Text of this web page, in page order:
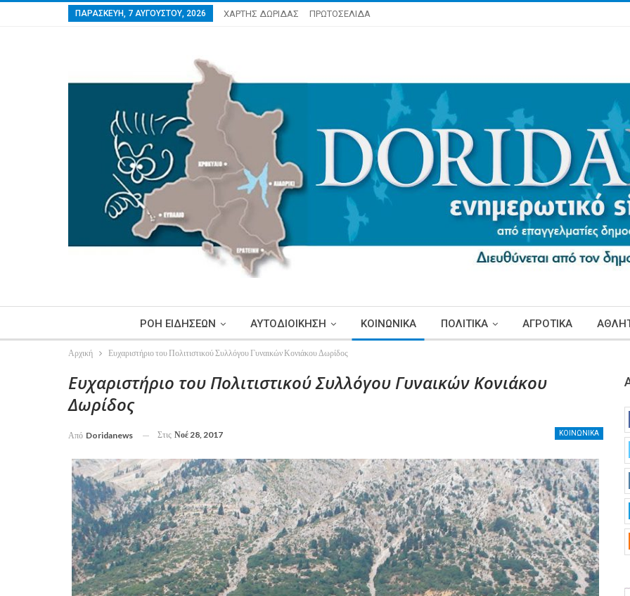
ΠΑΡΑΣΚΕΥΉ, 7 ΑΥΓΟΎΣΤΟΥ, 2026 ΧΑΡΤΗΣ ΔΩΡΙΔΑΣ ΠΡΩΤΟΣΕΛΙΔΑ
ΡΟΗ ΕΙΔΗΣΕΩΝ ΑΥΤΟΔΙΟΙΚΗΣΗ ΚΟΙΝΩΝΙΚΑ ΠΟΛΙΤΙΚΑ ΑΓΡΟΤΙΚΑ
Αρχική Ευχαριστήριο του Πολιτιστικού Συλλόγου Γυναικών Κονιάκου Δωρίδος
Ευχαριστήριο του Πολιτιστικού Συλλόγου Γυναικών Κονιάκου
Δωρίδος
ΚΟΙΝΩΝΙΚΑ
Από Doridanews Στις Νοέ 28, 2017